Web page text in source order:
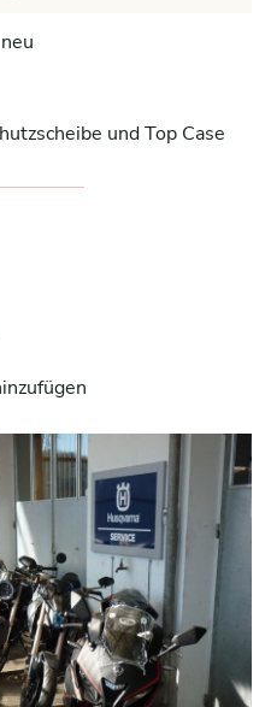
neu
und Top Case